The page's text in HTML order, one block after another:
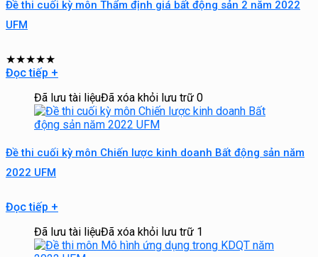
Đề thi cuối kỳ môn Thẩm định giá bất động sản 2 năm 2022
UFM
★★★★★
Đọc tiếp +
Đã lưu tài liệuĐã xóa khỏi lưu trữ 0
Đề thi cuối kỳ môn Chiến lược kinh doanh Bất động sản năm
2022 UFM
Đọc tiếp +
Đã lưu tài liệuĐã xóa khỏi lưu trữ 1